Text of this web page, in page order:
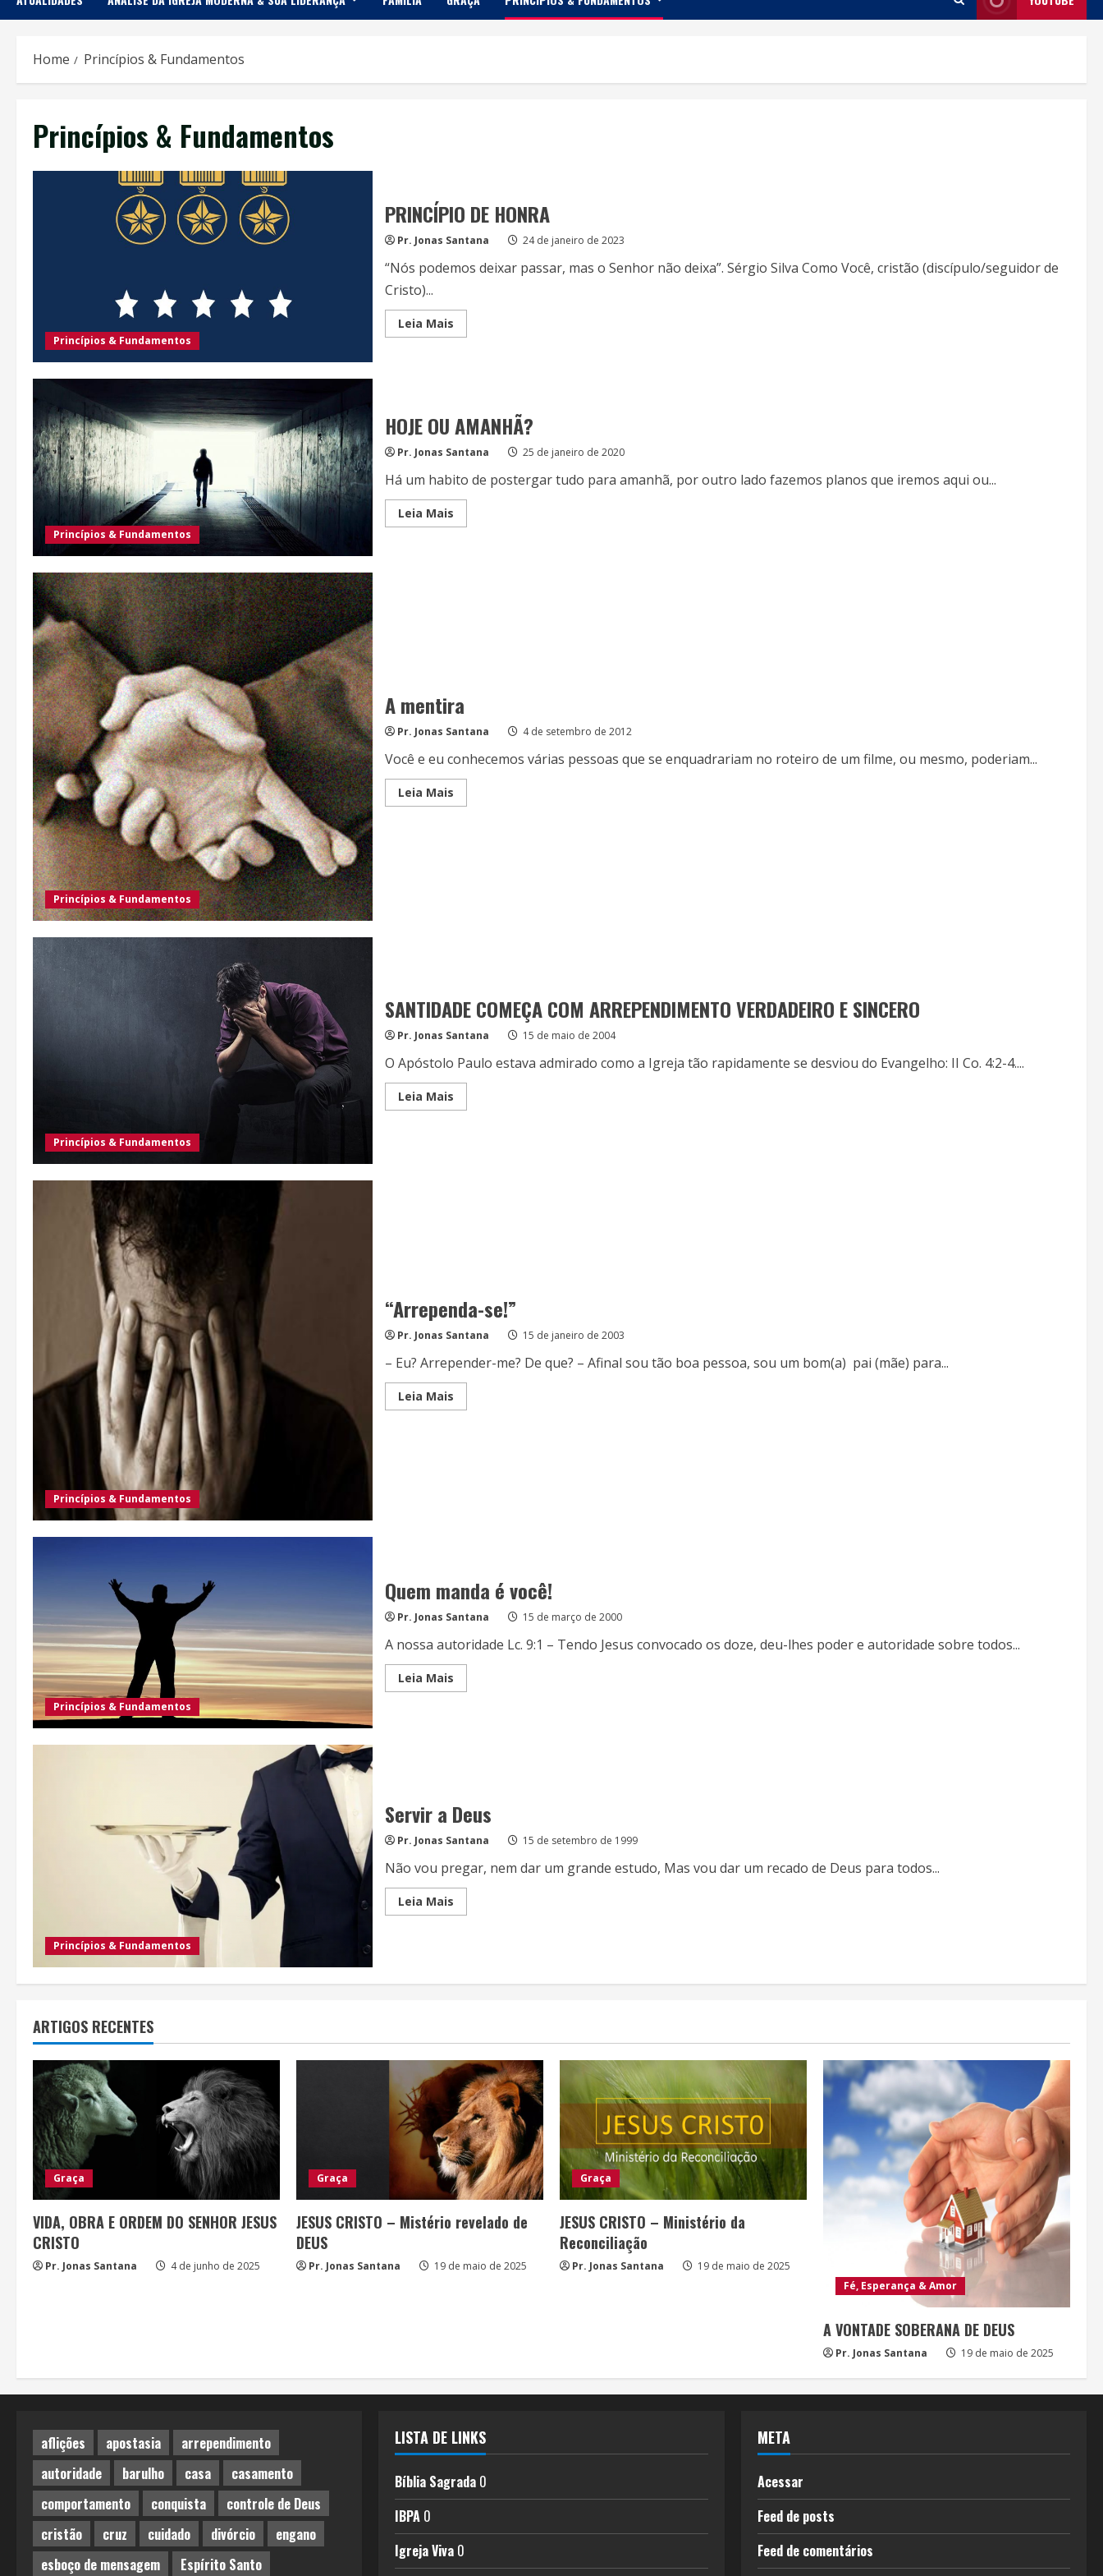
Home Princípios & Fundamentos
Princípios & Fundamentos
Princípios & Fundamentos
PRINCÍPIO DE HONRA
Pr. Jonas Santana 24 de janeiro de 2023
“Nós podemos deixar passar, mas o Senhor não deixa”. Sérgio Silva Como Você, cristão (discípulo/seguidor de
Cristo)...
Leia MaisRead
more
Princípios & Fundamentos
HOJE OU AMANHÃ?
Pr. Jonas Santana 25 de janeiro de 2020
Há um habito de postergar tudo para amanhã, por outro lado fazemos planos que iremos aqui ou...
Leia MaisRead
more
Princípios & Fundamentos
A mentira
Pr. Jonas Santana 4 de setembro de 2012
Você e eu conhecemos várias pessoas que se enquadrariam no roteiro de um filme, ou mesmo, poderiam...
Leia MaisRead
more
Princípios & Fundamentos
SANTIDADE COMEÇA COM ARREPENDIMENTO VERDADEIRO E SINCERO
Pr. Jonas Santana 15 de maio de 2004
O Apóstolo Paulo estava admirado como a Igreja tão rapidamente se desviou do Evangelho: II Co. 4:2-4....
Leia MaisRead
more
Princípios & Fundamentos
“Arrependa-se!”
Pr. Jonas Santana 15 de janeiro de 2003
– Eu? Arrepender-me? De que? – Afinal sou tão boa pessoa, sou um bom(a) pai (mãe) para...
Leia MaisRead
more
Princípios & Fundamentos
Quem manda é você!
Pr. Jonas Santana 15 de março de 2000
A nossa autoridade Lc. 9:1 – Tendo Jesus convocado os doze, deu-lhes poder e autoridade sobre todos...
Leia MaisRead
more
Princípios & Fundamentos
Servir a Deus
Pr. Jonas Santana 15 de setembro de 1999
Não vou pregar, nem dar um grande estudo, Mas vou dar um recado de Deus para todos...
Leia MaisRead
more
ARTIGOS RECENTES
Graça
VIDA, OBRA E ORDEM DO SENHOR JESUS
CRISTO
Pr. Jonas Santana 4 de junho de 2025
Graça
JESUS CRISTO – Mistério revelado de
DEUS
Pr. Jonas Santana 19 de maio de 2025
Graça
JESUS CRISTO – Ministério da
Reconciliação
Pr. Jonas Santana
19 de maio de 2025
Fé, Esperança & Amor
A VONTADE SOBERANA DE DEUS
Pr. Jonas Santana 19 de maio de 2025
aflições apostasia
arrependimento
autoridade
barulho casa
casamento
comportamento
conquista
controle de Deus
cristão
cruz cuidado divórcio
engano
esboço de mensagem
Espírito Santo
LISTA DE LINKS
Bíblia Sagrada 0
IBPA 0
Igreja Viva 0
META
Acessar
Feed de posts
Feed de comentários